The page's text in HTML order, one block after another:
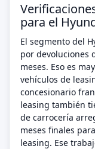
para el
El segmento del
por devoluciones
meses. Eso es
vehículos de
concesionario
leasing también
de carrocería
meses finales
leasing. Ese